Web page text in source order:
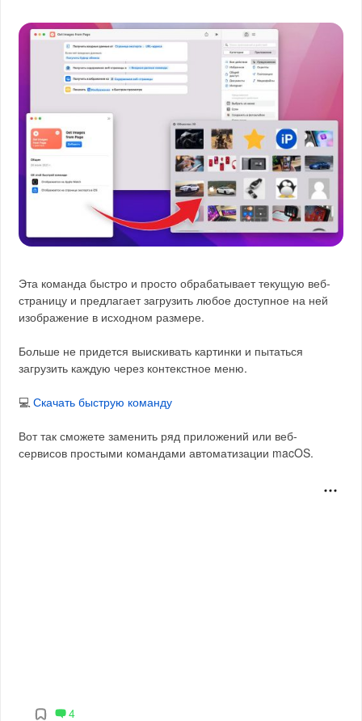
Эта команда быстро и просто обрабатывает текущую веб-
страницу и предлагает загрузить любое доступное на ней
изображение в исходном размере.
Больше не придется выискивать картинки и пытаться
загрузить каждую через контекстное меню.
💻Скачать быструю команду
Вот так сможете заменить ряд приложений или веб-
сервисов простыми командами автоматизации macOS.
4